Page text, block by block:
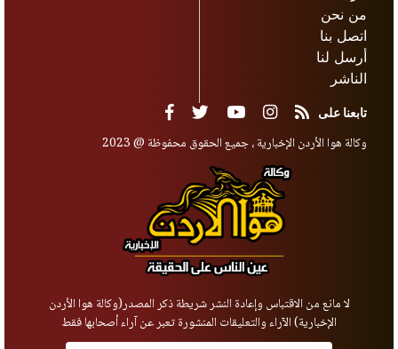
من نحن
اتصل بنا
أرسل لنا
الناشر
تابعنا على
وكالة هوا الأردن الإخبارية ، جميع الحقوق محفوظة @ 2023
لا مانع من الاقتباس وإعادة النشر شريطة ذكر المصدر(وكالة هوا الأردن
الإخبارية) الآراء والتعليقات المنشورة تعبر عن آراء أصحابها فقط